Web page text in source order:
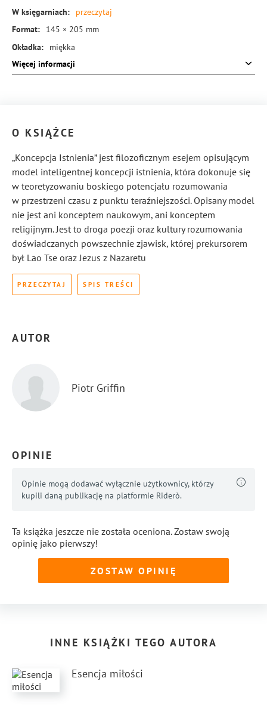
W księgarniach:
przeczytaj
Format:
145 × 205 mm
Okładka:
miękka
Rodzaj oprawy: blok klejony
Więcej informacji
O KSIĄŻCE
„Koncepcja Istnienia” jest filozoficznym esejem opisującym
model inteligentnej koncepcji istnienia, która dokonuje się
w teoretyzowaniu boskiego potencjału rozumowania
w przestrzeni czasu z punktu teraźniejszości. Opisany model
nie jest ani konceptem naukowym, ani konceptem
religijnym. Jest to droga poezji oraz kultury rozumowania
doświadczanych powszechnie zjawisk, której prekursorem
był Lao Tse oraz Jezus z Nazaretu
PRZECZYTAJ SPIS TREŚCI
AUTOR
Piotr Griffin
OPINIE
Opinie mogą dodawać wyłącznie użytkownicy, którzy
kupili daną publikację na platformie Riderò.
Ta książka jeszcze nie została oceniona. Zostaw swoją
opinię jako pierwszy!
ZOSTAW OPINIĘ
INNE KSIĄŻKI TEGO AUTORA
Esencja miłości